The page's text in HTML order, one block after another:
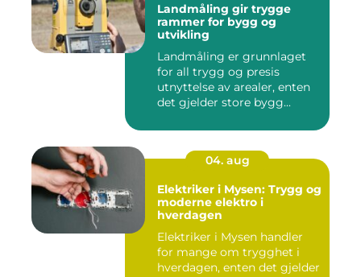
Landmåling gir trygge
rammer for bygg og
utvikling
Landmåling er grunnlaget
for all trygg og presis
utnyttelse av arealer, enten
det gjelder store bygg...
04. aug
Elektriker i Mysen: Trygg og
moderne elektro i
hverdagen
Elektriker i Mysen handler
for mange om trygghet i
hverdagen, enten det gjelder